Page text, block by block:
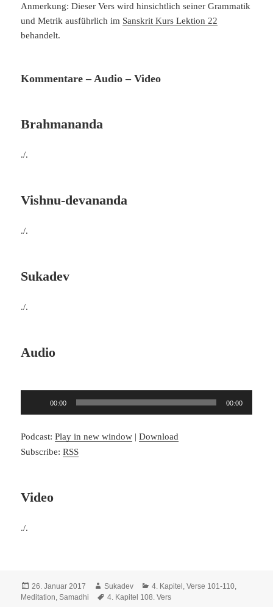
Anmerkung: Dieser Vers wird hinsichtlich seiner Grammatik
und Metrik ausführlich im Sanskrit Kurs Lektion 22
behandelt.
Kommentare – Audio – Video
Brahmananda
./.
Vishnu-devananda
./.
Sukadev
./.
Audio
00:00 00:00
Podcast:Play in new window |Download
Subscribe:RSS
Video
./.
Veröffentlicht
am
26. Januar 2017 Autor
Sukadev Kategorien
4. Kapitel, Verse 101-110,
Meditation, Samadhi
Schlagwörter
4. Kapitel 108. Vers